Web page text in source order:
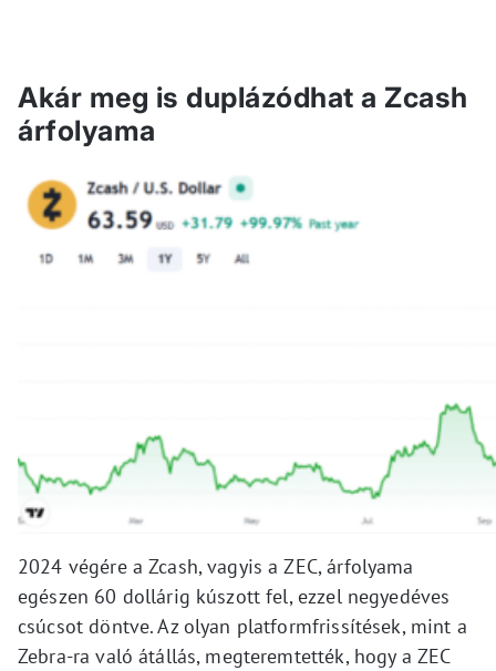
Akár meg is duplázódhat a Zcash
árfolyama
2024 végére a Zcash, vagyis a ZEC, árfolyama
egészen 60 dollárig kúszott fel, ezzel negyedéves
csúcsot döntve. Az olyan platformfrissítések, mint a
Zebra-ra való átállás, megteremtették, hogy a ZEC